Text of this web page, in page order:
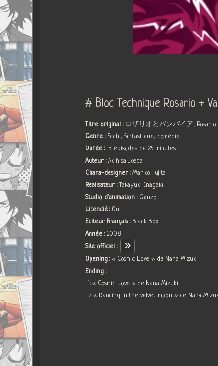
# Bloc Technique Rosario +
Titre original : ロザリオとバンパイア, Rosario
Genre : Ecchi, fantastique, comédie
Durée :13 épisodes de 25 minutes
Auteur :Akihisa Ikeda
Chara-designer :Mariko Fujita
Réalisateur : Takayuki Inagaki
Studio d’animation : Gonzo
Licencié : Oui
Editeur Français : Black Box
Année :2008
Site officiel :
Opening :« Cosmic Love » de Nana Mizuki
Ending :
-1: « Cosmic Love » de Nana Mizuki
-2: « Dancing in the velvet moon » de Nana